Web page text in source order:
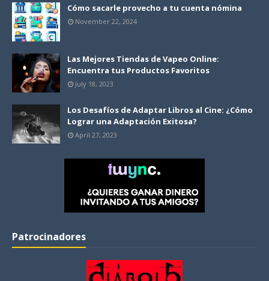
Cómo sacarle provecho a tu cuenta nómina
November 22, 2024
Las Mejores Tiendas de Vapeo Online:
Encuentra tus Productos Favoritos
July 18, 2023
Los Desafíos de Adaptar Libros al Cine: ¿Cómo
Lograr una Adaptación Exitosa?
April 27, 2023
Patrocinadores